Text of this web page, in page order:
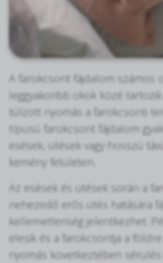
A farokcsont fájdalom számos
leggyakoribb okok közé
túlzott nyomás a farokcsonti
típusú farokcsont fájdalom
esések, ütések vagy hosszú
kemény felületen.
Az esések és ütések során a
nehezedő erős ütés hatására
kellemetlenség jelentkezhet.
elesik és a farokcsontja a
nyomás következtében sérülés